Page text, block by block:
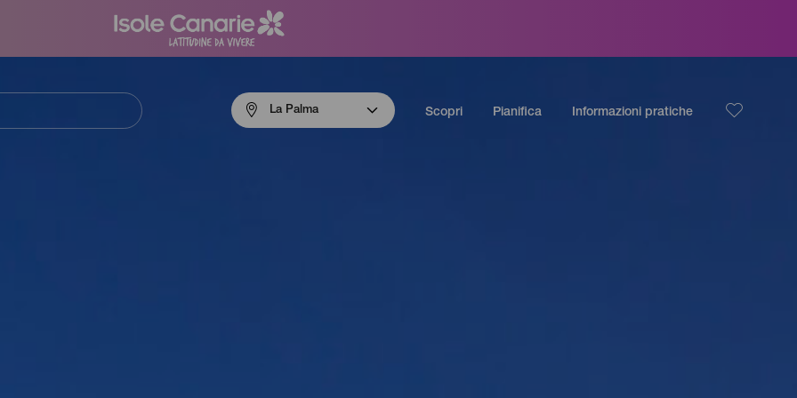
La Palma Scopri Pianifica Informazioni pratiche